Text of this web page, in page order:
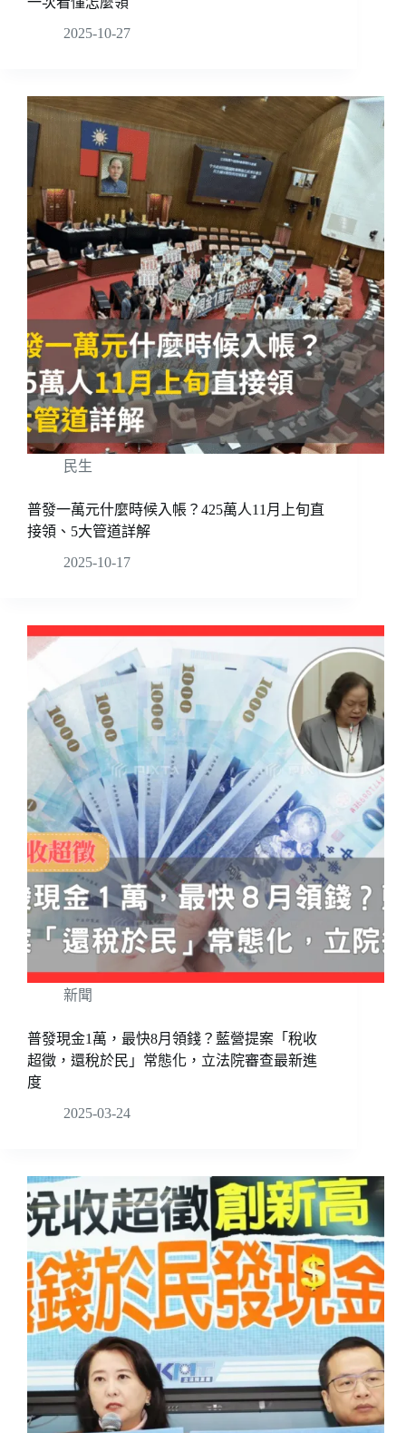
2025-10-27
民生
普發一萬元什麼時候入帳？425萬人11月上旬直
接領、5大管道詳解
2025-10-17
新聞
普發現金1萬，最快8月領錢？藍營提案「稅收
超徵，還稅於民」常態化，立法院審查最新進
度
2025-03-24